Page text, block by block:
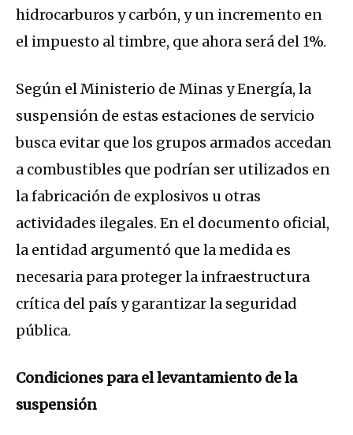
hidrocarburos y carbón, y un incremento en
el impuesto al timbre, que ahora será del 1%.
Según el Ministerio de Minas y Energía, la
suspensión de estas estaciones de servicio
busca evitar que los grupos armados accedan
a combustibles que podrían ser utilizados en
la fabricación de explosivos u otras
actividades ilegales. En el documento oficial,
la entidad argumentó que la medida es
necesaria para proteger la infraestructura
crítica del país y garantizar la seguridad
pública.
Condiciones para el levantamiento de la
suspensión